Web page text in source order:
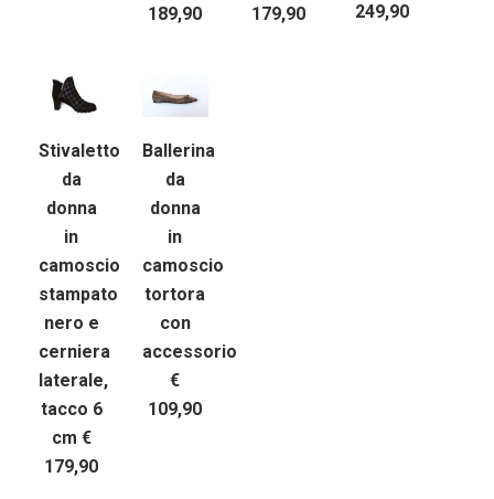
189,90
179,90
249,90
Stivaletto
da
donna
in
camoscio
stampato
nero e
cerniera
laterale,
tacco 6
cm €
179,90
Ballerina
da
donna
in
camoscio
tortora
con
accessorio
€
109,90